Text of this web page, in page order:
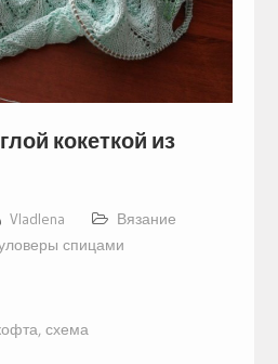
кокеткой из
Vladlena
Вязание
спицами
, схема